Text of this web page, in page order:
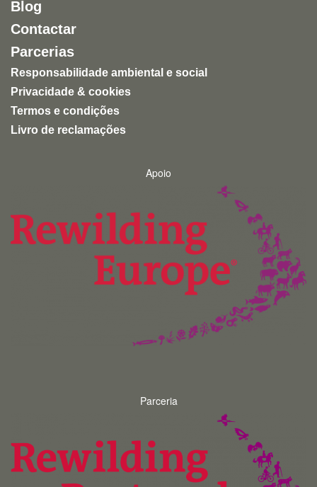
Blog
Contactar
Parcerias
Responsabilidade ambiental e social
Privacidade & cookies
Termos e condições
Livro de reclamações
Apoio
Parceria